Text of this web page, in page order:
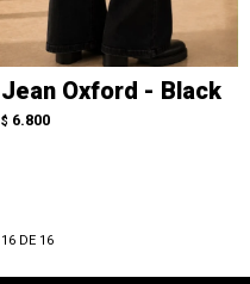
Jean Oxford - Black
$ 6.800
16DE 16